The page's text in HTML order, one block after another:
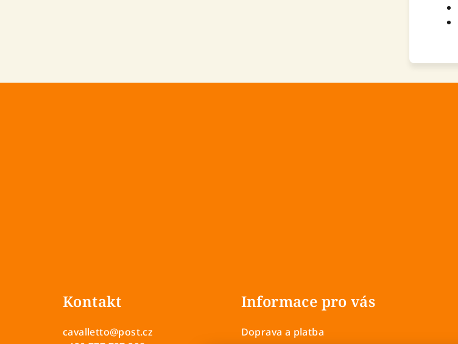
Kontakt
cavalletto@post.cz
Informace pro vás
Doprava a platba